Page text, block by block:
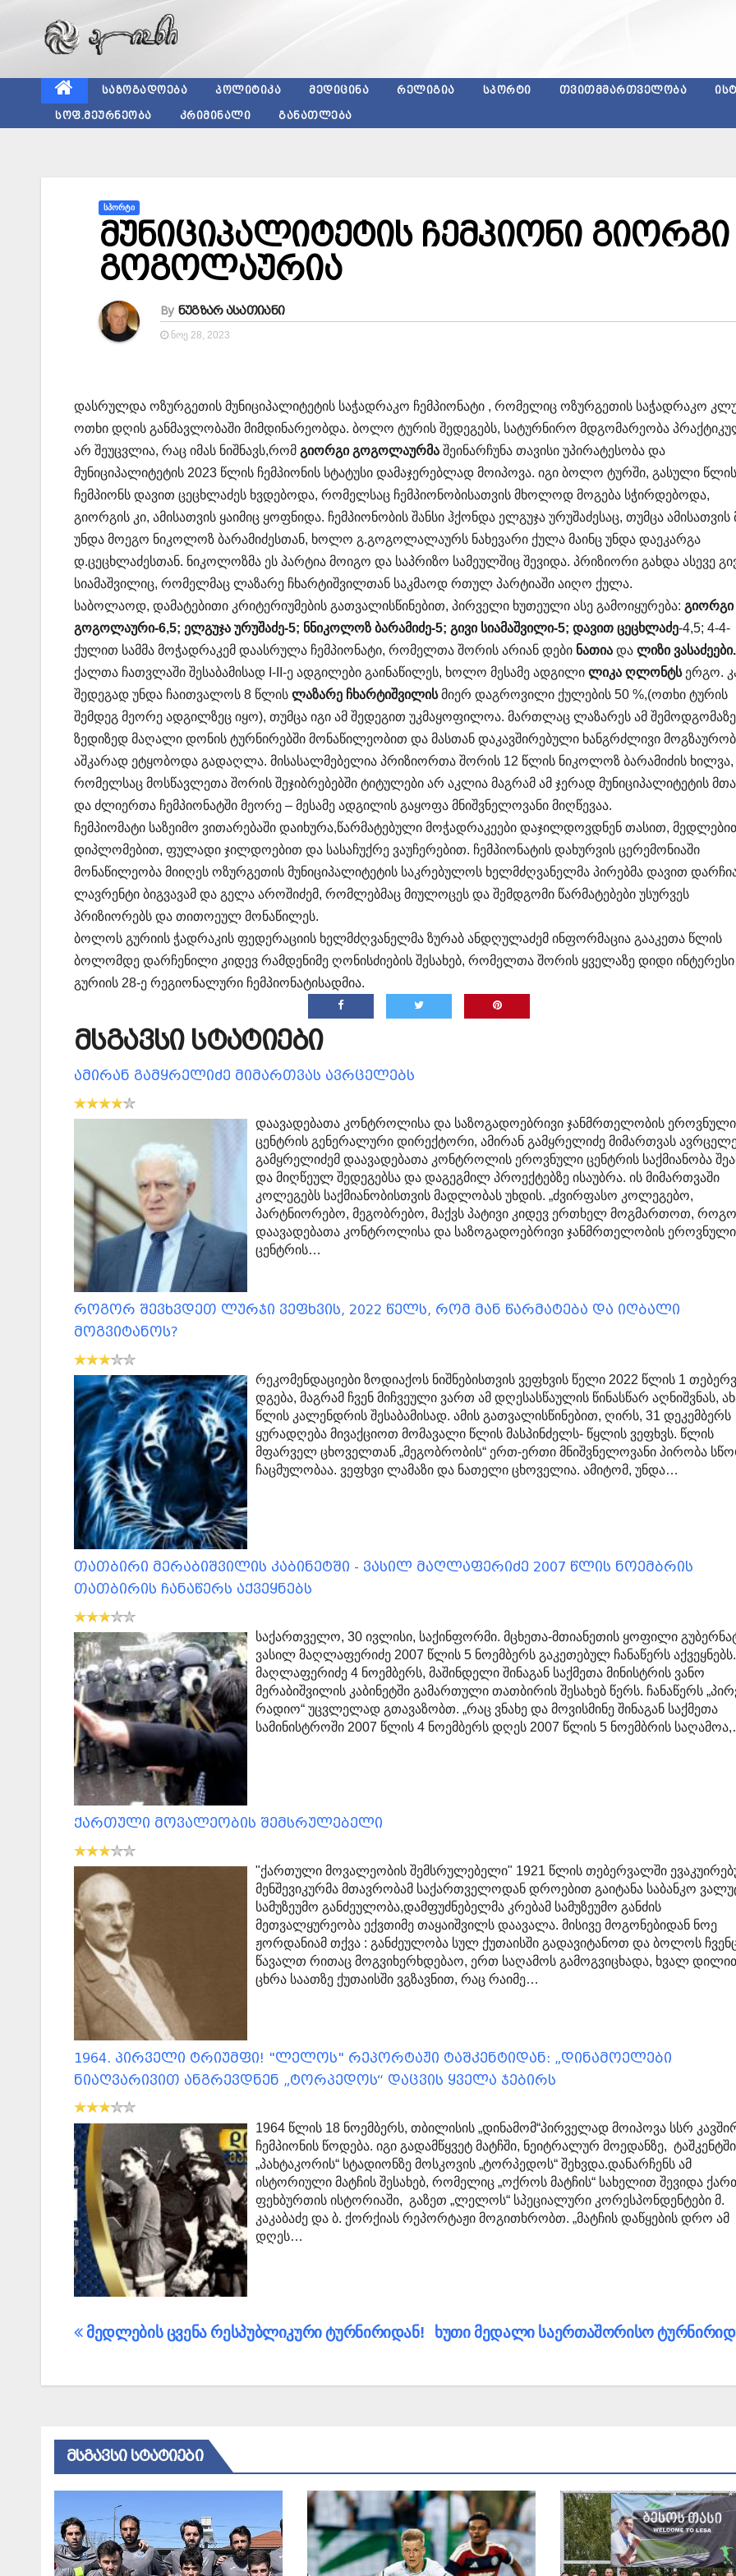
ᲡᲐᲖᲝᲒᲐᲓᲝᲔᲑᲐ ᲞᲝᲚᲘᲢᲘᲙᲐ ᲛᲔᲓᲘᲪᲘᲜᲐ ᲠᲔᲚᲘᲒᲘᲐ ᲡᲞᲝᲠᲢᲘ ᲗᲕᲘᲗᲛᲛᲐᲠᲗᲕᲔᲚᲝᲑᲐ
ᲡᲝᲤ.ᲛᲔᲣᲠᲜᲔᲝᲑᲐ ᲙᲠᲘᲛᲘᲜᲐᲚᲘ ᲒᲐᲜᲐᲗᲚᲔᲑᲐ
ᲡᲞᲝᲠᲢᲘ
მუნიციპალიტეტის ჩემპიონი გიორგი
გოგოლაურია
By ნუგზარ ასათიანი
ᲜᲝᲔ 28, 2023
დასრულდა ოზურგეთის მუნიციპალიტეტის საჭადრაკო ჩემპიონატი , რომელიც ოზურგეთის საჭადრაკო
ოთხი დღის განმავლობაში მიმდინარეობდა. ბოლო ტურის შედეგებს, სატურნირო მდგომარეობა
არ შეუცვლია, რაც იმას ნიშნავს,რომ გიორგი გოგოლაურმა შეინარჩუნა თავისი უპირატესობა და
მუნიციპალიტეტის 2023 წლის ჩემპიონის სტატუსი დამაჯერებლად მოიპოვა. იგი ბოლო ტურში, გასული წლის
ჩემპიონს დავით ცეცხლაძეს ხვდებოდა, რომელსაც ჩემპიონობისათვის მხოლოდ მოგება სჭირდებოდა,
გიორგის კი, ამისათვის ყაიმიც ყოფნიდა. ჩემპიონობის შანსი ჰქონდა ელგუჯა ურუშაძესაც, თუმცა ამისათვის
უნდა მოეგო ნიკოლოზ ბარამიძესთან, ხოლო გ.გოგოლალაურს ნახევარი ქულა მაინც უნდა დაეკარგა
დ.ცეცხლაძესთან. ნიკოლოზმა ეს პარტია მოიგო და საპრიზო სამეულშიც შევიდა. პრიზიორი გახდა ასევე
სიამაშვილიც, რომელმაც ლაზარე ჩხარტიშვილთან საკმაოდ რთულ პარტიაში აიღო ქულა.
საბოლაოდ, დამატებითი კრიტერიუმების გათვალისწინებით, პირველი ხუთეული ასე გამოიყურება: გიორგი
გოგოლაური-6,5; ელგუჯა ურუშაძე-5; ნნიკოლოზ ბარამიძე-5; გივი სიამაშვილი-5; დავით ცეცხლაძე-4,5; 4-4-
ქულით სამმა მოჭადრაკემ დაასრულა ჩემპიონატი, რომელთა შორის არიან დები ნათია და ლიზი ვასაძეები.
ქალთა ჩათვლაში შესაბამისად I-II-ე ადგილები გაინაწილეს, ხოლო მესამე ადგილი ლიკა ღლონტსერგო.
შედეგად უნდა ჩაითვალოს 8 წლის ლაზარე ჩხარტიშვილისმიერ დაგროვილი ქულების 50 %,(ოთხი ტურის
შემდეგ მეორე ადგილზეც იყო), თუმცა იგი ამ შედეგით უკმაყოფილოა. მართლაც ლაზარეს ამ შემოდგომაზე
ზედიზედ მაღალი დონის ტურნირებში მონაწილეობით და მასთან დაკავშირებული ხანგრძლივი
აშკარად ეტყობოდა გადაღლა. მისასალმებელია პრიზიორთა შორის 12 წლის ნიკოლოზ ბარამიძის ხილვა,
რომელსაც მოსწავლეთა შორის შეჯიბრებებში ტიტულები არ აკლია მაგრამ ამ ჯერად მუნიციპალიტეტის
და ძლიერთა ჩემპიონატში მეორე – მესამე ადგილის გაყოფა მნიშვნელოვანი მიღწევაა.
ჩემპიომატი საზეიმო ვითარებაში დაიხურა,წარმატებული მოჭადრაკეები დაჯილდოვდნენ თასით,
დიპლომებით, ფულადი ჯილდოებით და სასაჩუქრე ვაუჩერებით. ჩემპიონატის დახურვის ცერემონიაში
მონაწილეობა მიიღეს ოზურგეთის მუნიციპალიტეტის საკრებულოს ხელმძღვანელმა პირებმა დავით
ლავრენტი ბიგვავამ და გელა აროშიძემ, რომლებმაც მიულოცეს და შემდგომი წარმატებები უსურვეს
პრიზიორებს და თითოეულ მონაწილეს.
ბოლოს გურიის ჭადრაკის ფედერაციის ხელმძღვანელმა ზურაბ ანდღულაძემ ინფორმაცია გააკეთა წლის
ბოლომდე დარჩენილი კიდევ რამდენიმე ღონისძიების შესახებ, რომელთა შორის ყველაზე დიდი ინტერესი
გურიის 28-ე რეგიონალური ჩემპიონატისადმია.
მსგავსი სტატიები
ამირან გამყრელიძე მიმართვას ავრცელებს
დაავადებათა კონტროლისა და საზოგადოებრივი ჯანმრთელობის ეროვნული
ცენტრის გენერალური დირექტორი, ამირან გამყრელიძე მიმართვას
გამყრელიძემ დაავადებათა კონტროლის ეროვნული ცენტრის საქმიანობა
და მიღწეულ შედეგებსა და დაგეგმილ პროექტებზე ისაუბრა. ის მიმართვაში
კოლეგებს საქმიანობისთვის მადლობას უხდის. „ძვირფასო კოლეგებო,
პარტნიორებო, მეგობრებო, მაქვს პატივი კიდევ ერთხელ მოგმართოთ,
დაავადებათა კონტროლისა და საზოგადოებრივი ჯანმრთელობის ეროვნული
ცენტრის…
როგორ შევხვდეთ ლურჯი ვეფხვის, 2022 წელს, რომ მან წარმატება და იღბალი
მოგვიტანოს?
რეკომენდაციები ზოდიაქოს ნიშნებისთვის ვეფხვის წელი 2022 წლის 1
დგება, მაგრამ ჩვენ მიჩვეული ვართ ამ დღესასწაულის წინასწარ აღნიშვნას,
წლის კალენდრის შესაბამისად. ამის გათვალისწინებით, ღირს, 31 დეკემბერს
ყურადღება მივაქციოთ მომავალი წლის მასპინძელს- წყლის ვეფხვს. წლის
მფარველ ცხოველთან „მეგობრობის“ ერთ-ერთი მნიშვნელოვანი პირობა
ჩაცმულობაა. ვეფხვი ლამაზი და ნათელი ცხოველია. ამიტომ, უნდა…
თათბირი მერაბიშვილის კაბინეტში - ვასილ მაღლაფერიძე 2007 წლის ნოემბრის
თათბირის ჩანაწერს აქვეყნებს
საქართველო, 30 ივლისი, საქინფორმი. მცხეთა-მთიანეთის ყოფილი
ვასილ მაღლაფერიძე 2007 წლის 5 ნოემბერს გაკეთებულ ჩანაწერს აქვეყნებს.
მაღლაფერიძე 4 ნოემბერს, მაშინდელი შინაგან საქმეთა მინისტრის ვანო
მერაბიშვილის კაბინეტში გამართული თათბირის შესახებ წერს. ჩანაწერს
რადიო“ უცვლელად გთავაზობთ. „რაც ვნახე და მოვისმინე შინაგან საქმეთა
სამინისტროში 2007 წლის 4 ნოემბერს დღეს 2007 წლის 5 ნოემბრის
ქართული მოვალეობის შემსრულებელი
"ქართული მოვალეობის შემსრულებელი" 1921 წლის თებერვალში
მენშევიკურმა მთავრობამ საქართველოდან დროებით გაიტანა საბანკო
სამუზეუმო განძეულობა,დამფუძნებელმა კრებამ სამუზეუმო განძის
მეთვალყურეობა ექვთიმე თაყაიშვილს დაავალა. მისივე მოგონებიდან ნოე
ჟორდანიამ თქვა : განძეულობა სულ ქუთაისში გადავიტანოთ და ბოლოს
წავალთ რითაც მოგვიხერხდებაო, ერთ საღამოს გამოგვიცხადა, ხვალ
ცხრა საათზე ქუთაისში ვგზავნით, რაც რაიმე…
1964. პირველი ტრიუმფი! "ლელოს" რეპორტაჟი ტაშკენტიდან: „დინამოელები
ნიაღვარივით ანგრევდნენ „ტორპედოს“ დაცვის ყველა ჯებირს
1964 წლის 18 ნოემბერს, თბილისის „დინამომ“პირველად მოიპოვა სსრ
ჩემპიონის წოდება. იგი გადამწყვეტ მატჩში, ნეიტრალურ მოედანზე, ტაშკენტში
„პახტაკორის“ სტადიონზე მოსკოვის „ტორპედოს“ შეხვდა.დანარჩენს ამ
ისტორიული მატჩის შესახებ, რომელიც „ოქროს მატჩის“ სახელით შევიდა
ფეხბურთის ისტორიაში, გაზეთ „ლელოს“ სპეციალური კორესპონდენტები მ.
კაკაბაძე და ბ. ქორქიას რეპორტაჟი მოგითხრობთ. „მატჩის დაწყების დრო ამ
დღეს…
პოსტის
ხუთი მედალი საერთაშორისო
მედლების ცვენა რესპუბლიკური ტურნირიდან!
ᲛᲡᲒᲐᲕᲡᲘ ᲡᲢᲐᲢᲘᲔᲑᲘ